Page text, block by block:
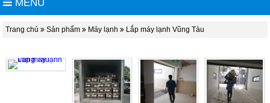
MENU
Trang chủ Sản phẩm Máy lạnh Lắp máy lạnh Vũng Tàu